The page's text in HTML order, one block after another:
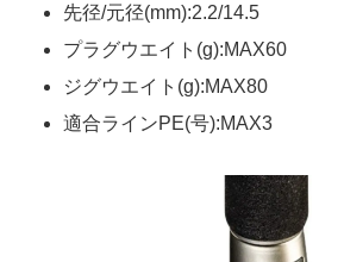
先径/元径(mm):2.2/14.5
プラグウエイト(g):MAX60
ジグウエイト(g):MAX80
適合ラインPE(号):MAX3